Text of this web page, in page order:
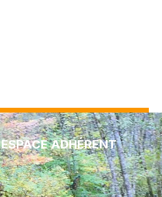
ESPACE ADHÉRENT